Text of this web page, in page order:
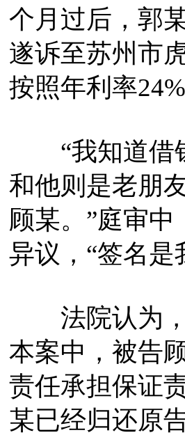
个月过后，郭
遂诉至苏州市
按照年利率
“我知道借钱
和他则是老朋
顾某。”庭审
异议，“签名是
法院认为，
本案中，被告
责任承担保证
某已经归还原